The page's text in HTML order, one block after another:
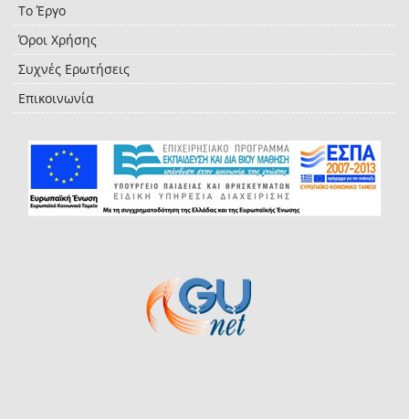
Το Έργο
Όροι Χρήσης
Συχνές Ερωτήσεις
Επικοινωνία